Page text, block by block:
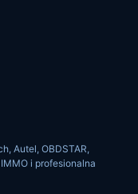
Autel, OBDSTAR,
i profesionalna